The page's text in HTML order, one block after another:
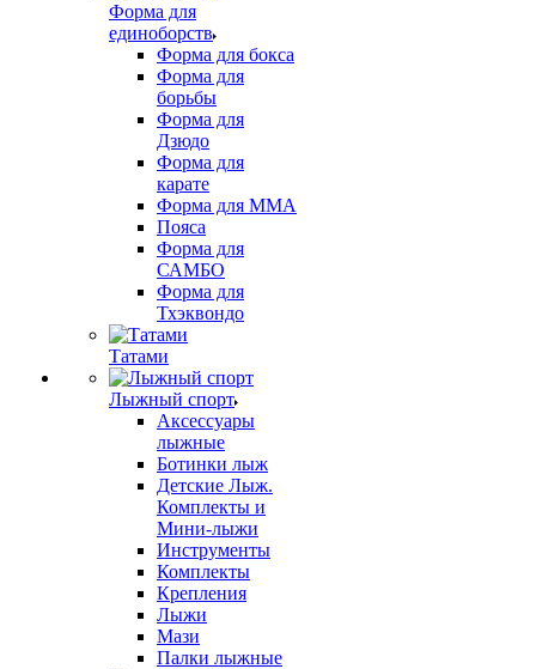
Форма для
единоборств
Форма для бокса
Форма для
борьбы
Форма для
Дзюдо
Форма для
карате
Форма для MMA
Пояса
Форма для
САМБО
Форма для
Тхэквондо
Татами
Лыжный спорт
Аксессуары
лыжные
Ботинки лыж
Детские Лыж.
Комплекты и
Мини-лыжи
Инструменты
Комплекты
Крепления
Лыжи
Мази
Палки лыжные